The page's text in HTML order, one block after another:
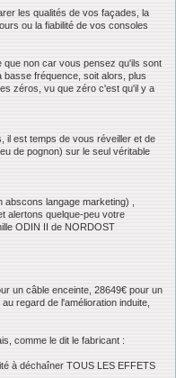
les qualités de vos façades, la
ou la fiabilité de vos consoles
que non car vous pensez qu'ils sont
basse fréquence, soit alors, plus
zéros, vu que zéro c'est qu'il y a
il est temps de vous réveiller et de
de pognon) sur le seul véritable
langage marketing) ,
alertons quelque-peu votre
ODIN II de NORDOST
un câble enceinte, 28649€ pour un
regard de l'amélioration induite,
comme le dit le fabricant :
à déchaîner TOUS LES EFFETS